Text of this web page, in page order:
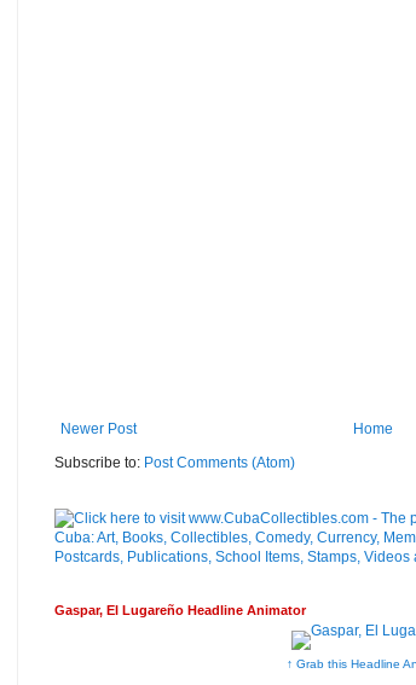
Newer Post
Home
Subscribe to: Post Comments (Atom)
Gaspar, El Lugareño Headline Animator
↑ Grab this Headline